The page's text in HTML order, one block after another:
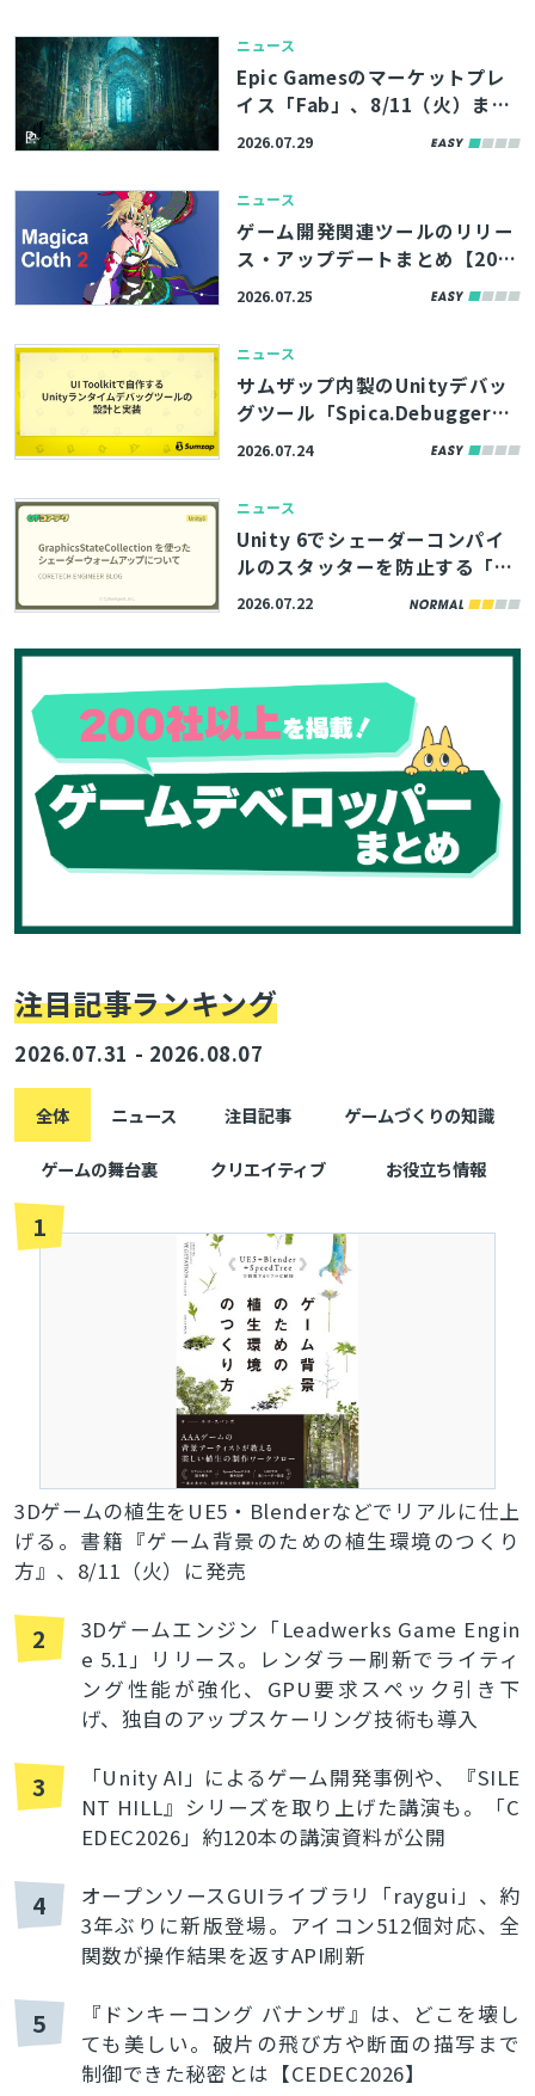
ニュース
Epic Gamesのマーケットプレ
イス「Fab」、8/11（火）まで
の期間限定で無料コンテンツを
3製品
2026.07.29
ニュース
ゲーム開発関連ツールのリリー
ス・アップデートまとめ【202
6/7/25】
2026.07.25
ニュース
サムザップ内製のUnityデバッ
グツール「Spica.Debugger」
はUI Toolkitで構築。高い拡張
2026.07.24
ニュース
Unity 6でシェーダーコンパイ
ルのスタッターを防止する「Gr
aphicsStateCollection」の活
「コアテク」がブログ記事で解
2026.07.22
注目記事ランキング
2026.07.31 - 2026.08.07
全体 ニュース 注目記事 ゲームづくりの知識
ゲームの舞台裏 クリエイティブ お役立ち情報
1
3Dゲームの植生をUE5・Blenderなどでリアルに仕上
げる。書籍『ゲーム背景のための植生環境のつくり
方』、8/11（火）に発売
2
3Dゲームエンジン「Leadwerks Game Engin
e 5.1」リリース。レンダラー刷新でライティ
ング性能が強化、GPU要求スペック引き下
げ、独自のアップスケーリング技術も導入
3
「Unity AI」によるゲーム開発事例や、『SILE
NT HILL』シリーズを取り上げた講演も。「C
EDEC2026」約120本の講演資料が公開
4
オープンソースGUIライブラリ「raygui」、約
3年ぶりに新版登場。アイコン512個対応、全
関数が操作結果を返すAPI刷新
5
『ドンキーコング バナンザ』は、どこを壊し
ても美しい。破片の飛び方や断面の描写まで
制御できた秘密とは【CEDEC2026】
とじる
検索